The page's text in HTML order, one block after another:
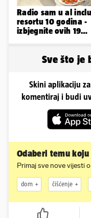
Radio sam u al
resortu 10 godina -
izbjegnite ovih 19
Sve što je
Skini aplikaciju
komentiraj i budi
Odaberi temu
Primaj sve nove vijesti
dom čišćenje